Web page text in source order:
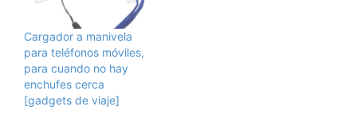
Cargador a manivela
para teléfonos móviles,
para cuando no hay
enchufes cerca
[gadgets de viaje]